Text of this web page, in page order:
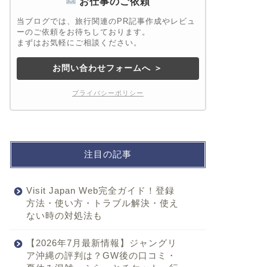
当ブログでは、旅行関連のPR記事作成やレビュ
ーのご依頼をお待ちしております。
まずはお気軽にご相談ください。
お問い合わせフォームへ ＞
プライバシーポリシー
注目の記事
Visit Japan Web完全ガイド！登録
方法・使い方・トラブル解決・使え
ない時の対処法も
【2026年7月最新情報】ジャングリ
ア沖縄の評判は？GW後の口コミ・